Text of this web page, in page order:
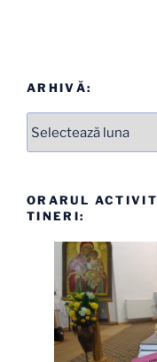
ARHIVĂ:
ORARUL
TINERI: